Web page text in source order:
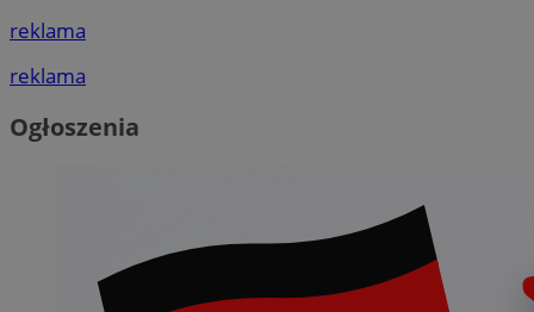
reklama
reklama
Ogłoszenia